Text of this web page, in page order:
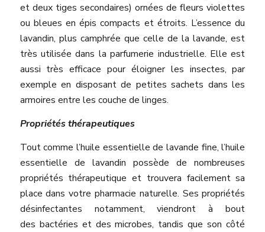
et deux tiges secondaires) ornées de fleurs violettes
ou bleues en épis compacts et étroits. L’essence du
lavandin, plus camphrée que celle de la lavande, est
très utilisée dans la parfumerie industrielle. Elle est
aussi très efficace pour éloigner les insectes, par
exemple en disposant de petites sachets dans les
armoires entre les couche de linges.
Propriétés thérapeutiques
Tout comme l’huile essentielle de lavande fine, l’huile
essentielle de lavandin possède de nombreuses
propriétés thérapeutique et trouvera facilement sa
place dans votre pharmacie naturelle. Ses propriétés
désinfectantes notamment, viendront à bout
des bactéries et des microbes, tandis que son côté